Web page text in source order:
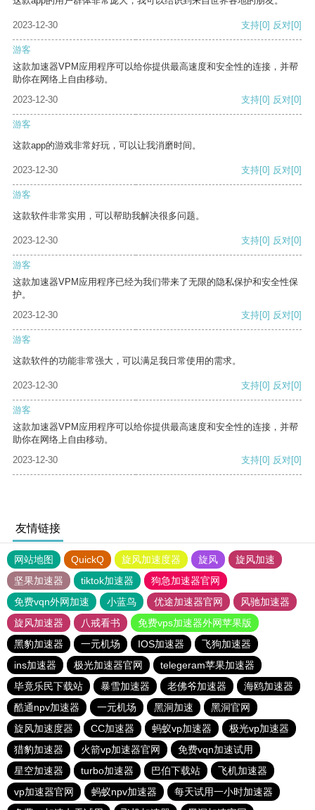
2023-12-30 支持[0] 反对[0]
游客
这款加速器VPM应用程序可以给你提供最高速度和安全性的连接，并帮
助你在网络上自由移动。
2023-12-30
支持[0] 反对[0]
游客
这款app的游戏非常好玩，可以让我消磨时间。
2023-12-30 支持[0] 反对[0]
游客
这款软件非常实用，可以帮助我解决很多问题。
2023-12-30 支持[0] 反对[0]
游客
这款加速器VPM应用程序已经为我们带来了无限的隐私保护和安全性保
护。
2023-12-30
支持[0] 反对[0]
游客
这款软件的功能非常强大，可以满足我日常使用的需求。
2023-12-30 支持[0] 反对[0]
游客
这款加速器VPM应用程序可以给你提供最高速度和安全性的连接，并帮
助你在网络上自由移动。
2023-12-30
支持[0] 反对[0]
友情链接
网站地图 QuickQ 旋风加速度器 旋风
旋风加速
坚果加速器
tiktok加速器
狗急加速器官网
免费vqn外网加速
小蓝鸟 优途加速器官网
风驰加速器
旋风加速器
八戒看书
免费vps加速器外网苹果版
黑豹加速器
一元机场 IOS加速器
飞狗加速器
ins加速器
极光加速器官网
telegeram苹果加速器
毕竟乐民下载站
暴雪加速器 老佛爷加速器
海鸥加速器
酷通npv加速器
一元机场 黑洞加速
黑洞官网
旋风加速度器
CC加速器 蚂蚁vp加速器
极光vp加速器
猎豹加速器
火箭vp加速器官网
免费vqn加速试用
星空加速器
turbo加速器 巴伯下载站
飞机加速器
vp加速器官网
蚂蚁npv加速器
每天试用一小时加速器